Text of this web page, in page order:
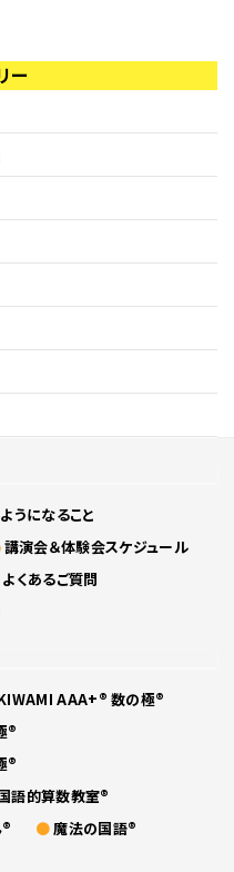
ー
うになること
講演会＆体験会スケジュール
よくあるご質問
AAA+® 数の極®
®
®
語的算数教室®
魔法の国語®